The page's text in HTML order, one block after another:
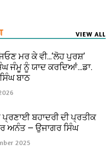
VIEW ALL
ਮਰ ਕੇ ਵੀ…‘ਲੋਹ ਪੁਰਸ਼’
ਜੰਮੂ ਨੂੰ ਯਾਦ ਕਰਦਿਆਂ…ਡਾ.
ਬਾਠ
ਬਹਾਦਰੀ ਦੀ ਪ੍ਰਤੀਕ
ਅਨੰਤ — ਉਜਾਗਰ ਸਿੰਘ
2025